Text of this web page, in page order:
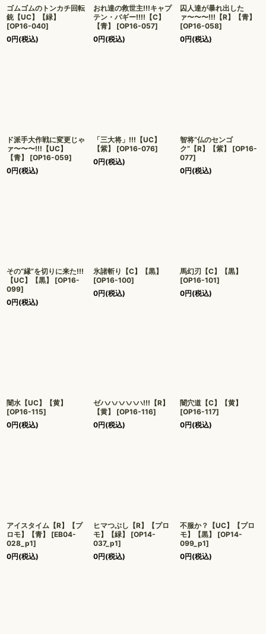
ゴムゴムのトンカチ回転
銃【UC】【緑】
[OP16-040]
0円(税込)
おれ達の救世主!!!キャプ
テン・バギー!!!!【C】
【青】
[OP16-057]
0円(税込)
囚人達が暴れ出した
ァ〜〜〜!!!【R】【青】
[OP16-058]
0円(税込)
ド派手大作戦に変更じゃ
ァ〜〜〜!!!【UC】
【青】
[OP16-059]
0円(税込)
「三大将」!!!【UC】
【紫】
[OP16-076]
0円(税込)
智将“仏のセンゴ
ク”【R】【紫】
[OP16-
077]
0円(税込)
その“縁”を切りに来た!!!
【UC】【黒】
[OP16-
099]
0円(税込)
氷諸斬り【C】【黒】
[OP16-100]
0円(税込)
馬幻刃【C】【黒】
[OP16-101]
0円(税込)
闇水【UC】【黄】
[OP16-115]
0円(税込)
ゼハハハハハハ!!!【R】
【黄】
[OP16-116]
0円(税込)
闇穴道【C】【黄】
[OP16-117]
0円(税込)
アイスタイム【R】【プ
ロモ】【青】
[EB04-
028_p1]
0円(税込)
ヒマつぶし【R】【プロ
モ】【緑】
[OP14-
037_p1]
0円(税込)
不服か？【UC】【プロ
モ】【黒】
[OP14-
099_p1]
0円(税込)